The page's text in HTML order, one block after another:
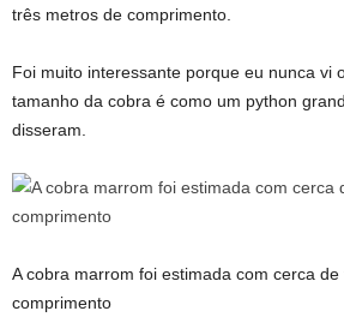
três metros de comprimento.
Foi muito interessante porque eu nunca vi
tamanho da cobra é como um python
disseram.
A cobra marrom foi estimada com cerca
comprimento